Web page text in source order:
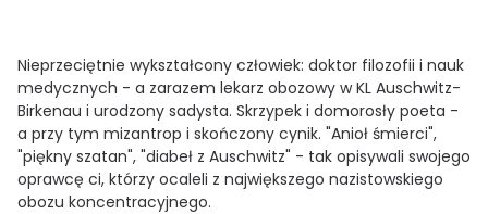
Nieprzeciętnie wykształcony człowiek: doktor filozofii i nauk
medycznych - a zarazem lekarz obozowy w KL Auschwitz-
Birkenau i urodzony sadysta. Skrzypek i domorosły poeta -
a przy tym mizantrop i skończony cynik. "Anioł śmierci",
"piękny szatan", "diabeł z Auschwitz" - tak opisywali swojego
oprawcę ci, którzy ocaleli z największego nazistowskiego
obozu koncentracyjnego.